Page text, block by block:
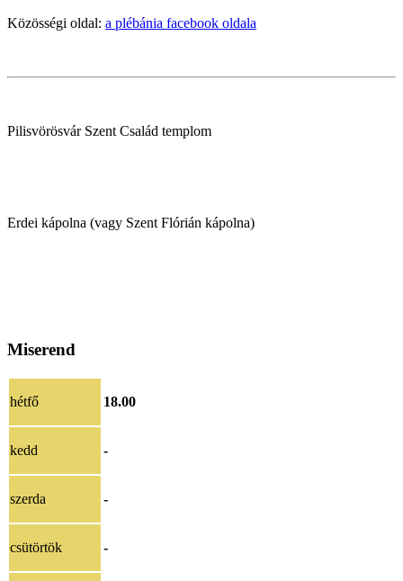
Közösségi oldal: a plébánia facebook oldala
Pilisvörösvár Szent Család templom
Erdei kápolna (vagy Szent Flórián kápolna)
Miserend
hétfő 18.00
kedd -
szerda -
csütörtök -